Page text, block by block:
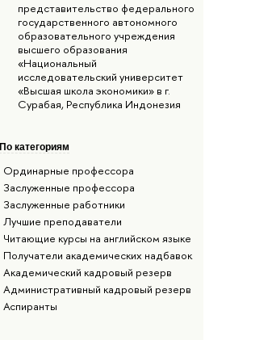
представительство федерального
государственного автономного
образовательного учреждения
высшего образования
«Национальный
исследовательский университет
«Высшая школа экономики» в г.
Сурабая, Республика Индонезия
По категориям
Ординарные профессора
Заслуженные профессора
Заслуженные работники
Лучшие преподаватели
Читающие курсы на английском языке
Получатели академических надбавок
Академический кадровый резерв
Административный кадровый резерв
Аспиранты